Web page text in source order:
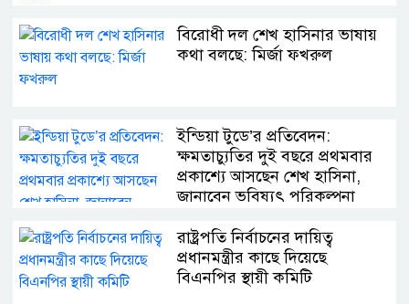
বিরোধী দল শেখ হাসিনার ভাষায়
কথা বলছে: মির্জা ফখরুল
ইন্ডিয়া টুডে’র প্রতিবেদন:
ক্ষমতাচ্যুতির দুই বছরে প্রথমবার
প্রকাশ্যে আসছেন শেখ হাসিনা,
জানাবেন ভবিষ্যৎ পরিকল্পনা
রাষ্ট্রপতি নির্বাচনের দায়িত্ব
প্রধানমন্ত্রীর কাছে দিয়েছে
বিএনপির স্থায়ী কমিটি